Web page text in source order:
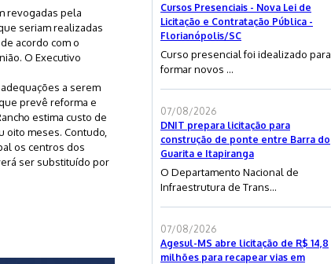
revogadas pela
seriam realizadas
acordo com o
O Executivo
a serem
prevê reforma e
estima custo de
oito meses. Contudo,
os centros dos
ser substituído por
Cursos Presenciais - Nova Lei de
Licitação e Contratação Pública -
Florianópolis/SC
Curso presencial foi idealizado para
formar novos ...
07/08/2026
DNIT prepara licitação para
construção de ponte entre Barra do
Guarita e Itapiranga
O Departamento Nacional de
Infraestrutura de Trans...
07/08/2026
Agesul-MS abre licitação de R$ 14,8
milhões para recapear vias em